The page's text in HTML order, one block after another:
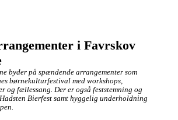
i Favrskov
byder på spændende arrangementer som
børnekulturfestival med workshops,
og fællessang. Der er også feststemning og
Bierfest samt hyggelig underholdning